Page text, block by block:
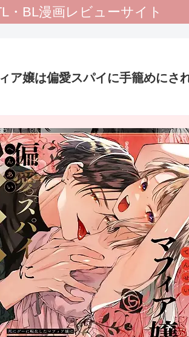
・BL漫画レビューサイト
ア嬢は偏愛スパイに手籠めにさ